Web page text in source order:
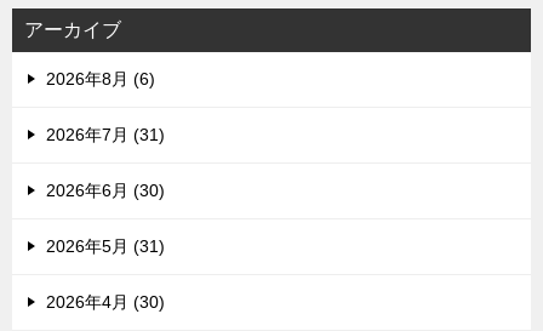
アーカイブ
2026年8月 (6)
2026年7月 (31)
2026年6月 (30)
2026年5月 (31)
2026年4月 (30)